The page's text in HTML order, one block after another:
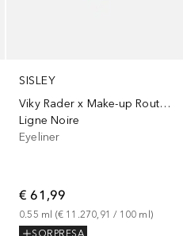
SISLEY
Viky Rader x Make-up Routine
Ligne Noire
Eyeliner
€ 61,99
0.55 ml (€ 11.270,91 / 100 ml)